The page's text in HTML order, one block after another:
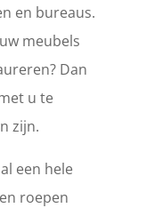
en bureaus.
meubels
Dan
u te
zijn.
een hele
roepen